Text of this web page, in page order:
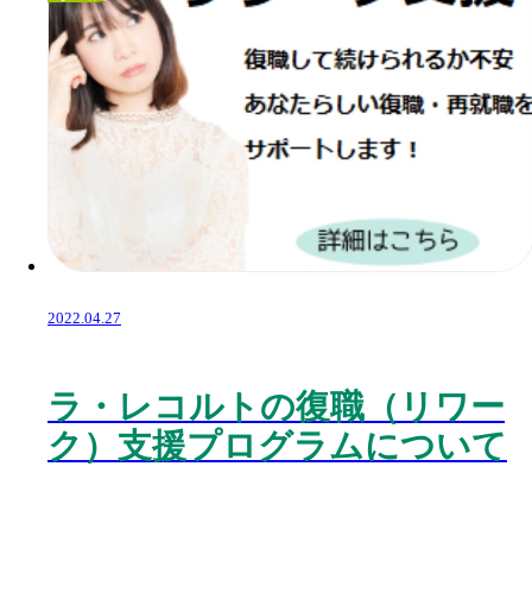
2022.04.27
ラ・レコルトの復職（リワー
ク）支援プログラムについて